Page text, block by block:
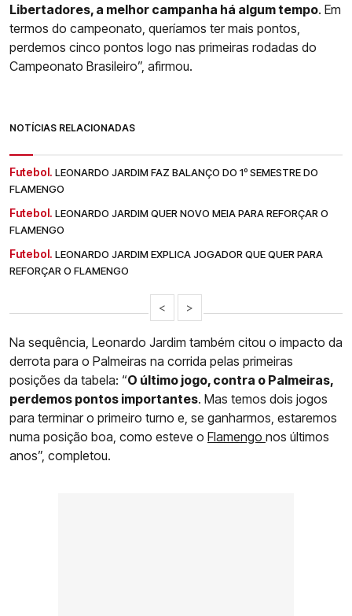
Libertadores, a melhor campanha há algum tempo. Em
termos do campeonato, queríamos ter mais pontos,
perdemos cinco pontos logo nas primeiras rodadas do
Campeonato Brasileiro”, afirmou.
NOTÍCIAS RELACIONADAS
Futebol. LEONARDO JARDIM FAZ BALANÇO DO 1º SEMESTRE DO
FLAMENGO
Futebol. LEONARDO JARDIM QUER NOVO MEIA PARA REFORÇAR O
FLAMENGO
Futebol. LEONARDO JARDIM EXPLICA JOGADOR QUE QUER PARA
REFORÇAR O FLAMENGO
< >
Na sequência, Leonardo Jardim também citou o impacto da
derrota para o Palmeiras na corrida pelas primeiras
posições da tabela: “O último jogo, contra o Palmeiras,
perdemos pontos importantes. Mas temos dois jogos
para terminar o primeiro turno e, se ganharmos, estaremos
numa posição boa, como esteve o Flamengo nos últimos
anos”, completou.